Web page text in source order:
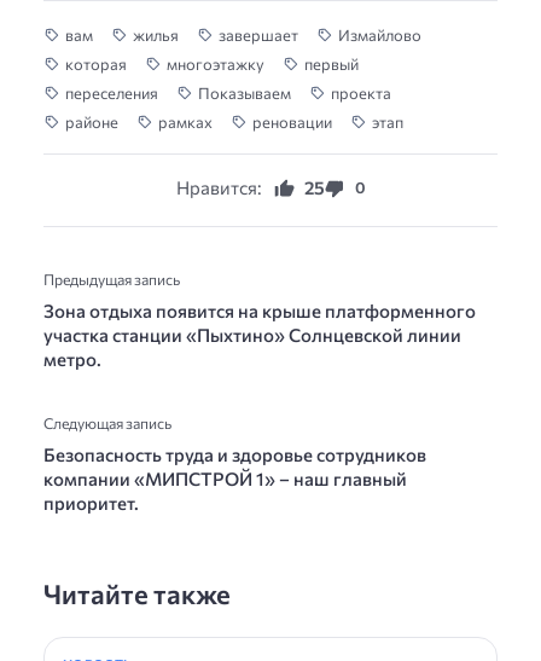
вам жилья завершает
Измайлово
которая
многоэтажку
первый
переселения
Показываем
проекта
районе
рамках реновации этап
Нравится: 25 0
Предыдущая запись
Зона отдыха появится на крыше платформенного
участка станции «Пыхтино» Солнцевской линии
метро.
Следующая запись
Безопасность труда и здоровье сотрудников
компании «МИПСТРОЙ 1» – наш главный
приоритет.
Читайте также